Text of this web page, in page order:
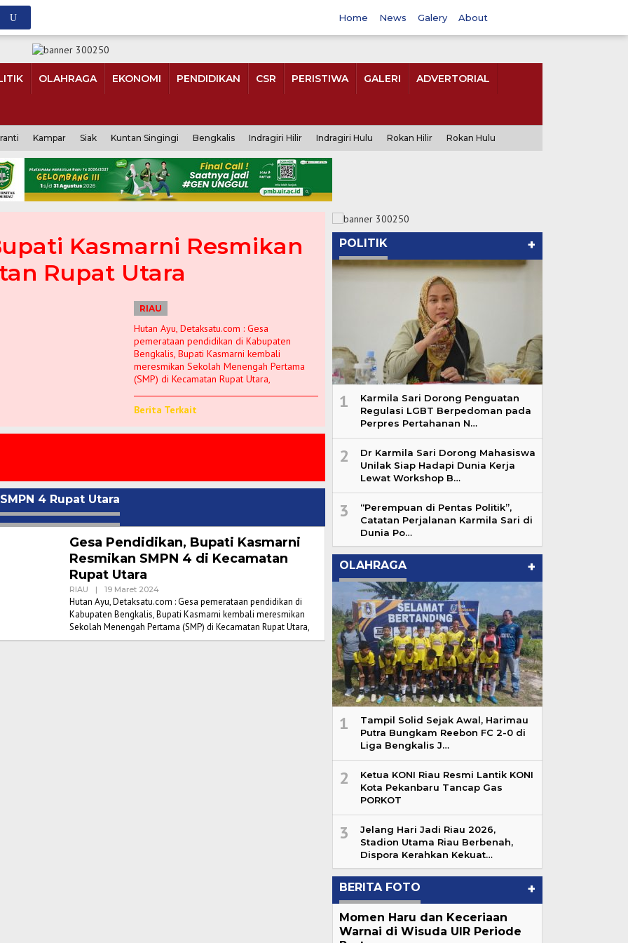
Home News Galery About
OLAHRAGA EKONOMI PENDIDIKAN CSR PERISTIWA GALERI ADVERTORIAL
Kampar Siak Kuntan Singingi Bengkalis Indragiri Hilir Indragiri Hulu Rokan Hilir Rokan Hulu
Kasmarni Resmikan
Rupat Utara
RIAU
Hutan Ayu, Detaksatu.com : Gesa
pemerataan pendidikan di Kabupaten
Bengkalis, Bupati Kasmarni kembali
meresmikan Sekolah Menengah Pertama
(SMP) di Kecamatan Rupat Utara,
Berita Terkait
4 Rupat Utara
Gesa Pendidikan, Bupati Kasmarni
Resmikan SMPN 4 di Kecamatan
Rupat Utara
RIAU | 19 Maret 2024Oleh
Admin
Detaksatu
Hutan Ayu, Detaksatu.com : Gesa pemerataan pendidikan di
Kabupaten Bengkalis, Bupati Kasmarni kembali meresmikan
Sekolah Menengah Pertama (SMP) di Kecamatan Rupat Utara,
POLITIK +
1
Karmila Sari Dorong Penguatan
Regulasi LGBT Berpedoman pada
Perpres Pertahanan N…
2
Dr Karmila Sari Dorong Mahasiswa
Unilak Siap Hadapi Dunia Kerja
Lewat Workshop B…
3
“Perempuan di Pentas Politik”,
Catatan Perjalanan Karmila Sari di
Dunia Po…
OLAHRAGA +
1
Tampil Solid Sejak Awal, Harimau
Putra Bungkam Reebon FC 2-0 di
Liga Bengkalis J…
2
Ketua KONI Riau Resmi Lantik KONI
Kota Pekanbaru Tancap Gas
PORKOT
3
Jelang Hari Jadi Riau 2026,
Stadion Utama Riau Berbenah,
Dispora Kerahkan Kekuat…
BERITA FOTO +
Momen Haru dan Keceriaan
Warnai di Wisuda UIR Periode